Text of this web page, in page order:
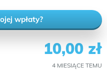
wpłaty?
10,00 zł
4 MIESIĄCE TEMU